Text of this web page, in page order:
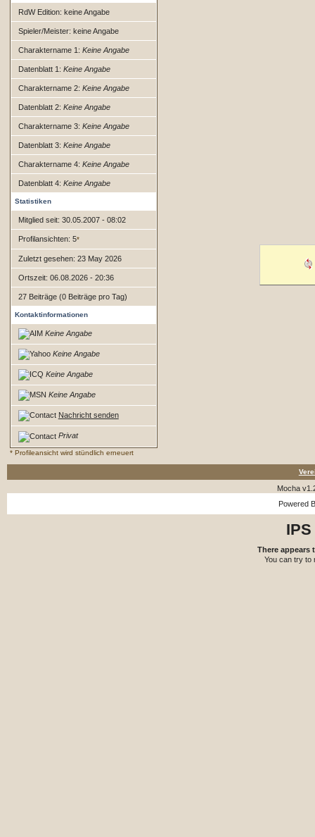
RdW Edition: keine Angabe
Spieler/Meister: keine Angabe
Charaktername 1: Keine Angabe
Datenblatt 1: Keine Angabe
Charaktername 2: Keine Angabe
Datenblatt 2: Keine Angabe
Charaktername 3: Keine Angabe
Datenblatt 3: Keine Angabe
Charaktername 4: Keine Angabe
Datenblatt 4: Keine Angabe
Statistiken
Mitglied seit: 30.05.2007 - 08:02
Profilansichten: 5*
Zuletzt gesehen: 23 May 2026
Ortszeit: 06.08.2026 - 20:36
27 Beiträge (0 Beiträge pro Tag)
Kontaktinformationen
Keine Angabe
Keine Angabe
Keine Angabe
Keine Angabe
Nachricht senden
Privat
* Profileansicht wird stündlich erneuert
Mocha
Powered
There appears
You can try to